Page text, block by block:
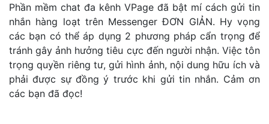
Phần mềm chat đa kênh VPage đã bật mí cách gửi tin
nhắn hàng loạt trên Messenger ĐƠN GIẢN. Hy vọng
các bạn có thể áp dụng 2 phương pháp cẩn trọng để
tránh gây ảnh hưởng tiêu cực đến người nhận. Việc tôn
trọng quyền riêng tư, gửi hình ảnh, nội dung hữu ích và
phải được sự đồng ý trước khi gửi tin nhắn. Cảm ơn
các bạn đã đọc!